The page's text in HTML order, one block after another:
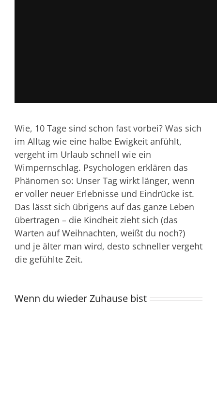
Wie, 10 Tage sind schon fast vorbei? Was sich
im Alltag wie eine halbe Ewigkeit anfühlt,
vergeht im Urlaub schnell wie ein
Wimpernschlag. Psychologen erklären das
Phänomen so: Unser Tag wirkt länger, wenn
er voller neuer Erlebnisse und Eindrücke ist.
Das lässt sich übrigens auf das ganze Leben
übertragen – die Kindheit zieht sich (das
Warten auf Weihnachten, weißt du noch?)
und je älter man wird, desto schneller vergeht
die gefühlte Zeit.
Wenn du wieder Zuhause bist